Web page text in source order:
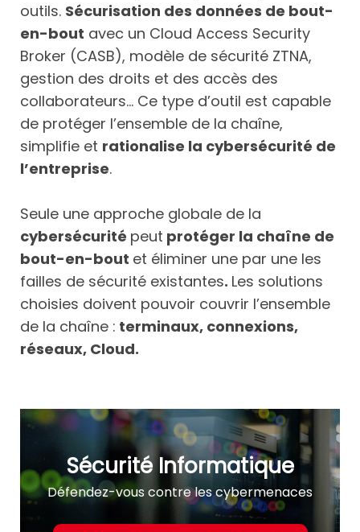
outils. Sécurisation des données de bout-
en-bout avec un Cloud Access Security
Broker (CASB), modèle de sécurité ZTNA,
gestion des droits et des accès des
collaborateurs... Ce type d’outil est capable
de protéger l’ensemble de la chaîne,
simplifie et rationalise la cybersécurité de
l’entreprise.
Seule une approche globale de la
cybersécurité peut protéger la chaîne de
bout-en-bout et éliminer une par une les
failles de sécurité existantes. Les solutions
choisies doivent pouvoir couvrir l’ensemble
de la chaîne : terminaux, connexions,
réseaux, Cloud.
Sécurité Informatique
Défendez-vous contre les cybermenaces